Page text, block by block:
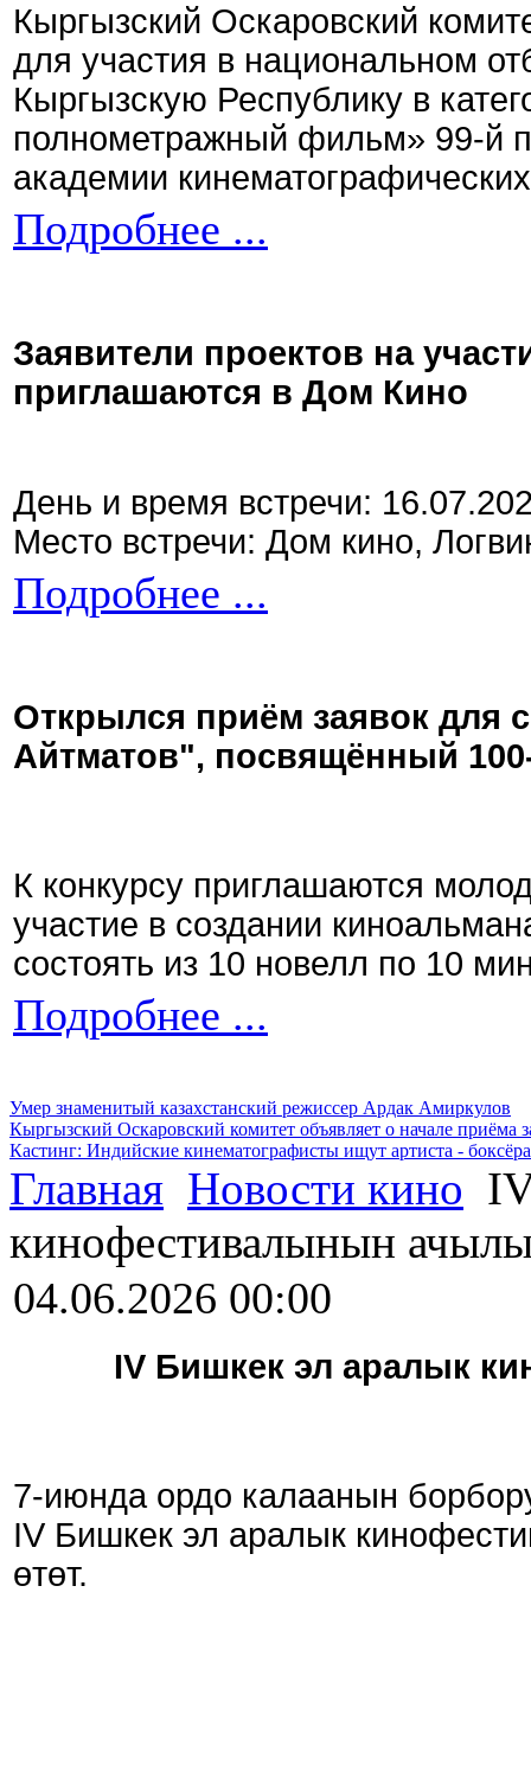
Кыргызский Оскаровский
для участия в национальном
Кыргызскую Республику в
полнометражный фильм» 99-й
академии
Подробнее ...
Заявители проектов на
приглашаются в Дом Кино
День и время встречи:
Место встречи: Дом кино,
Подробнее ...
Открылся приём заявок для
Айтматов", посвящённый
К конкурсу приглашаются
участие в создании
состоять из 10 новелл по 10
Подробнее ...
Умер знаменитый казахстанский режиссер Ардак Амиркулов
Кыргызский Оскаровский комитет объявляет о начале приёма
Кастинг: Индийские кинематографисты ищут артиста -
Главная Новости кино
кинофестивалынын
04.06.2026 00:00
IV Бишкек эл аралык
7-июнда ордо калаанын
IV Бишкек эл аралык
өтөт.